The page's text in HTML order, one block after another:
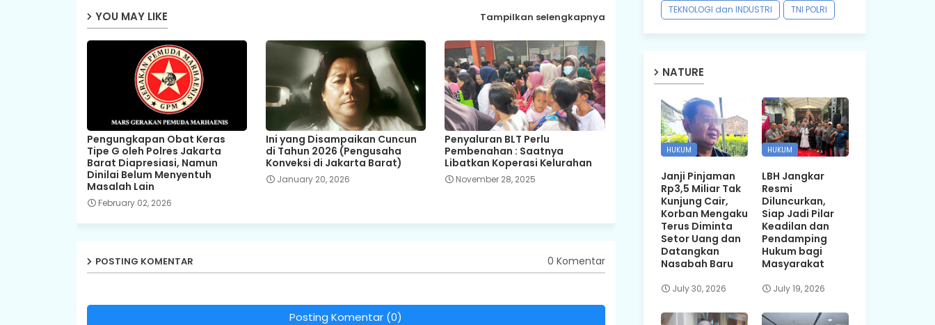
YOU MAY LIKE Tampilkan selengkapnya
Pengungkapan Obat Keras
Tipe G oleh Polres Jakarta
Barat Diapresiasi, Namun
Dinilai Belum Menyentuh
Masalah Lain
February 02, 2026
Ini yang Disampaikan Cuncun
di Tahun 2026 (Pengusaha
Konveksi di Jakarta Barat)
January 20, 2026
Penyaluran BLT Perlu
Pembenahan : Saatnya
Libatkan Koperasi Kelurahan
November 28, 2025
POSTING KOMENTAR 0 Komentar
Posting Komentar (0)
TEKNOLOGI dan INDUSTRI
TNI POLRI
NATURE
HUKUM
Janji Pinjaman
Rp3,5 Miliar Tak
Kunjung Cair,
Korban Mengaku
Terus Diminta
Setor Uang dan
Datangkan
Nasabah Baru
July 30, 2026
HUKUM
LBH Jangkar
Resmi
Diluncurkan,
Siap Jadi Pilar
Keadilan dan
Pendamping
Hukum bagi
Masyarakat
July 19, 2026